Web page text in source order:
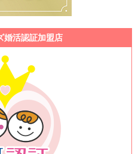
婚活認証加盟店